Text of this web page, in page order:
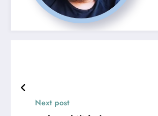
Next post